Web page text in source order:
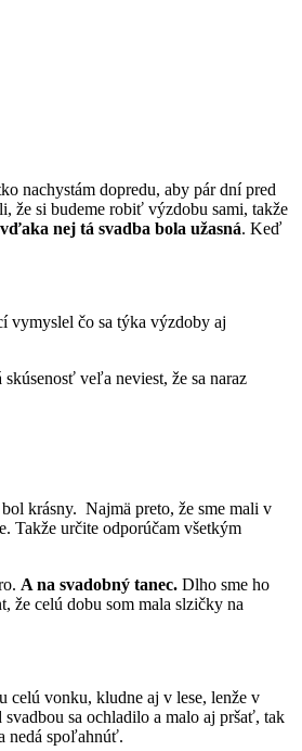
nachystám dopredu, aby pár dní pred
že si budeme robiť výzdobu sami, takže
nej tá svadba bola užasná. Keď
vymyslel čo sa týka výzdoby aj
veľa neviest, že sa naraz
krásny. Najmä preto, že sme mali v
Takže určite odporúčam všetkým
A na svadobný tanec. Dlho sme ho
že celú dobu som mala slzičky na
celú vonku, kludne aj v lese, lenže v
sa ochladilo a malo aj pršať, tak
nedá spoľahnúť.